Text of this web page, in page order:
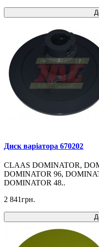
Диск варіатора 670202
CLAAS DOMINATOR,
DOMINATOR 96,
DOMINATOR 48..
2 841грн.